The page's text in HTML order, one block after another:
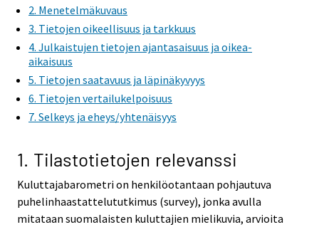
2. Menetelmäkuvaus
3. Tietojen oikeellisuus ja tarkkuus
4. Julkaistujen tietojen ajantasaisuus ja oikea-
aikaisuus
5. Tietojen saatavuus ja läpinäkyvyys
6. Tietojen vertailukelpoisuus
7. Selkeys ja eheys/yhtenäisyys
1. Tilastotietojen relevanssi
Kuluttajabarometri on henkilöotantaan pohjautuva
puhelinhaastattelututkimus (survey), jonka avulla
mitataan suomalaisten kuluttajien mielikuvia, arvioita